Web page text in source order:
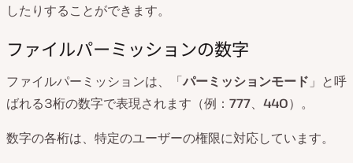
したりすることができます。
ファイルパーミッションの数字
ファイルパーミッションは、「パーミッションモード 」と呼
ばれる3桁の数字で表現されます（例： 777、 440）。
数字の各桁は、特定のユーザーの権限に対応しています。